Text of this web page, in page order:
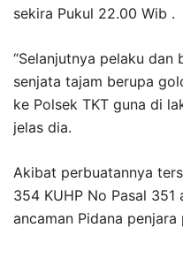
sekira Pukul 22.00 Wib .
“Selanjutnya pelaku
senjata tajam berupa
ke Polsek TKT guna di
jelas dia.
Akibat perbuatannya
354 KUHP No Pasal 351
ancaman Pidana